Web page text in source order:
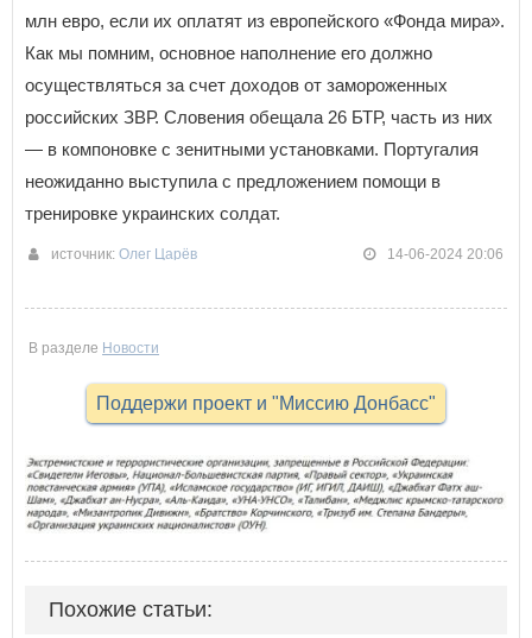
млн евро, если их оплатят из европейского «Фонда мира».
Как мы помним, основное наполнение его должно
осуществляться за счет доходов от замороженных
российских ЗВР. Словения обещала 26 БТР, часть из них
— в компоновке с зенитными установками. Португалия
неожиданно выступила с предложением помощи в
тренировке украинских солдат.
источник: Олег Царёв 14-06-2024 20:06
В разделе Новости
Поддержи проект и "Миссию Донбасс"
Похожие статьи: